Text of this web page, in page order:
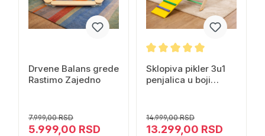
Drvene Balans grede
Rastimo Zajedno
7.999,00 RSD
5.999,00 RSD
Sklopiva pikler 3u1
penjalica u boji
14.999,00 RSD
13.299,00 RSD